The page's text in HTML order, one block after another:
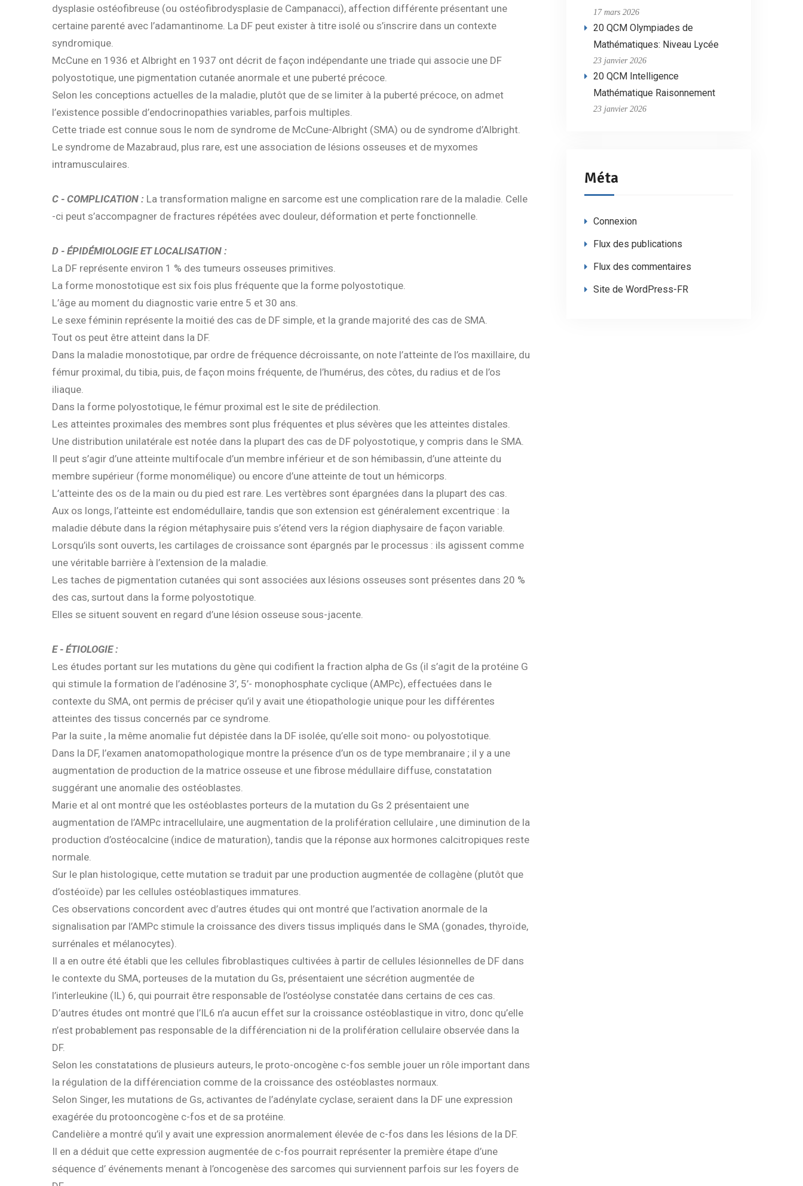
dysplasie ostéofibreuse (ou ostéofibrodysplasie de Campanacci), affection différente présentant une
certaine parenté avec l’adamantinome. La DF peut exister à titre isolé ou s’inscrire dans un contexte
syndromique.
McCune en 1936 et Albright en 1937 ont décrit de façon indépendante une triade qui associe une DF
polyostotique, une pigmentation cutanée anormale et une puberté précoce.
Selon les conceptions actuelles de la maladie, plutôt que de se limiter à la puberté précoce, on admet
l’existence possible d’endocrinopathies variables, parfois multiples.
Cette triade est connue sous le nom de syndrome de McCune-Albright (SMA) ou de syndrome d’Albright.
Le syndrome de Mazabraud, plus rare, est une association de lésions osseuses et de myxomes
intramusculaires.
C - COMPLICATION : La transformation maligne en sarcome est une complication rare de la maladie. Celle
-ci peut s’accompagner de fractures répétées avec douleur, déformation et perte fonctionnelle.
D - ÉPIDÉMIOLOGIE ET LOCALISATION :
La DF représente environ 1 % des tumeurs osseuses primitives.
La forme monostotique est six fois plus fréquente que la forme polyostotique.
L’âge au moment du diagnostic varie entre 5 et 30 ans.
Le sexe féminin représente la moitié des cas de DF simple, et la grande majorité des cas de SMA.
Tout os peut être atteint dans la DF.
Dans la maladie monostotique, par ordre de fréquence décroissante, on note l’atteinte de l’os maxillaire, du
fémur proximal, du tibia, puis, de façon moins fréquente, de l’humérus, des côtes, du radius et de l’os
iliaque.
Dans la forme polyostotique, le fémur proximal est le site de prédilection.
Les atteintes proximales des membres sont plus fréquentes et plus sévères que les atteintes distales.
Une distribution unilatérale est notée dans la plupart des cas de DF polyostotique, y compris dans le SMA.
Il peut s’agir d’une atteinte multifocale d’un membre inférieur et de son hémibassin, d’une atteinte du
membre supérieur (forme monomélique) ou encore d’une atteinte de tout un hémicorps.
L’atteinte des os de la main ou du pied est rare. Les vertèbres sont épargnées dans la plupart des cas.
Aux os longs, l’atteinte est endomédullaire, tandis que son extension est généralement excentrique : la
maladie débute dans la région métaphysaire puis s’étend vers la région diaphysaire de façon variable.
Lorsqu’ils sont ouverts, les cartilages de croissance sont épargnés par le processus : ils agissent comme
une véritable barrière à l’extension de la maladie.
Les taches de pigmentation cutanées qui sont associées aux lésions osseuses sont présentes dans 20 %
des cas, surtout dans la forme polyostotique.
Elles se situent souvent en regard d’une lésion osseuse sous-jacente.
E - ÉTIOLOGIE :
Les études portant sur les mutations du gène qui codifient la fraction alpha de Gs (il s’agit de la protéine G
qui stimule la formation de l’adénosine 3’, 5’- monophosphate cyclique (AMPc), effectuées dans le
contexte du SMA, ont permis de préciser qu’il y avait une étiopathologie unique pour les différentes
atteintes des tissus concernés par ce syndrome.
Par la suite , la même anomalie fut dépistée dans la DF isolée, qu’elle soit mono- ou polyostotique.
Dans la DF, l’examen anatomopathologique montre la présence d’un os de type membranaire ; il y a une
augmentation de production de la matrice osseuse et une fibrose médullaire diffuse, constatation
suggérant une anomalie des ostéoblastes.
Marie et al ont montré que les ostéoblastes porteurs de la mutation du Gs 2 présentaient une
augmentation de l’AMPc intracellulaire, une augmentation de la prolifération cellulaire , une diminution de la
production d’ostéocalcine (indice de maturation), tandis que la réponse aux hormones calcitropiques reste
normale.
Sur le plan histologique, cette mutation se traduit par une production augmentée de collagène (plutôt que
d’ostéoïde) par les cellules ostéoblastiques immatures.
Ces observations concordent avec d’autres études qui ont montré que l’activation anormale de la
signalisation par l’AMPc stimule la croissance des divers tissus impliqués dans le SMA (gonades, thyroïde,
surrénales et mélanocytes).
Il a en outre été établi que les cellules fibroblastiques cultivées à partir de cellules lésionnelles de DF dans
le contexte du SMA, porteuses de la mutation du Gs, présentaient une sécrétion augmentée de
l’interleukine (IL) 6, qui pourrait être responsable de l’ostéolyse constatée dans certains de ces cas.
D’autres études ont montré que l’IL6 n’a aucun effet sur la croissance ostéoblastique in vitro, donc qu’elle
n’est probablement pas responsable de la différenciation ni de la prolifération cellulaire observée dans la
DF.
Selon les constatations de plusieurs auteurs, le proto-oncogène c-fos semble jouer un rôle important dans
la régulation de la différenciation comme de la croissance des ostéoblastes normaux.
Selon Singer, les mutations de Gs, activantes de l’adénylate cyclase, seraient dans la DF une expression
exagérée du protooncogène c-fos et de sa protéine.
Candelière a montré qu’il y avait une expression anormalement élevée de c-fos dans les lésions de la DF.
Il en a déduit que cette expression augmentée de c-fos pourrait représenter la première étape d’une
séquence d’ événements menant à l’oncogenèse des sarcomes qui surviennent parfois sur les foyers de
17 mars 2026
20 QCM Olympiades de
Mathématiques: Niveau Lycée
23 janvier 2026
20 QCM Intelligence
Mathématique Raisonnement
23 janvier 2026
Méta
Connexion
Flux des publications
Flux des commentaires
Site de WordPress-FR